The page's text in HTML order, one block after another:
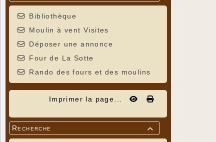
Bibliothèque
Moulin à vent Visites
Déposer une annonce
Four de La Sotte
Rando des fours et des moulins
Imprimer la page...

Recherche